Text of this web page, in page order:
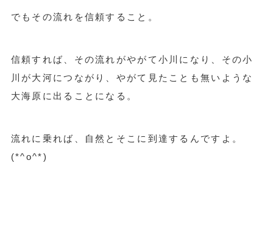
でもその流れを信頼すること。
信頼すれば、その流れがやがて小川になり、その小
川が大河につながり、やがて見たことも無いような
大海原に出ることになる。
流れに乗れば、自然とそこに到達するんですよ。
(*^o^*)